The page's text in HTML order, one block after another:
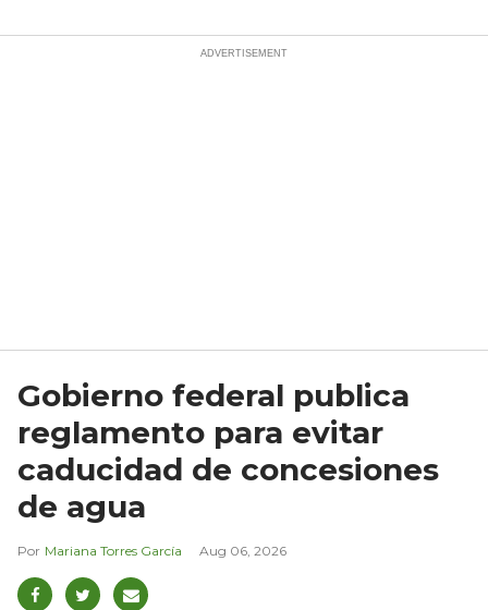
Gobierno federal publica
reglamento para evitar
caducidad de concesiones
de agua
Mariana Torres García Aug 06, 2026